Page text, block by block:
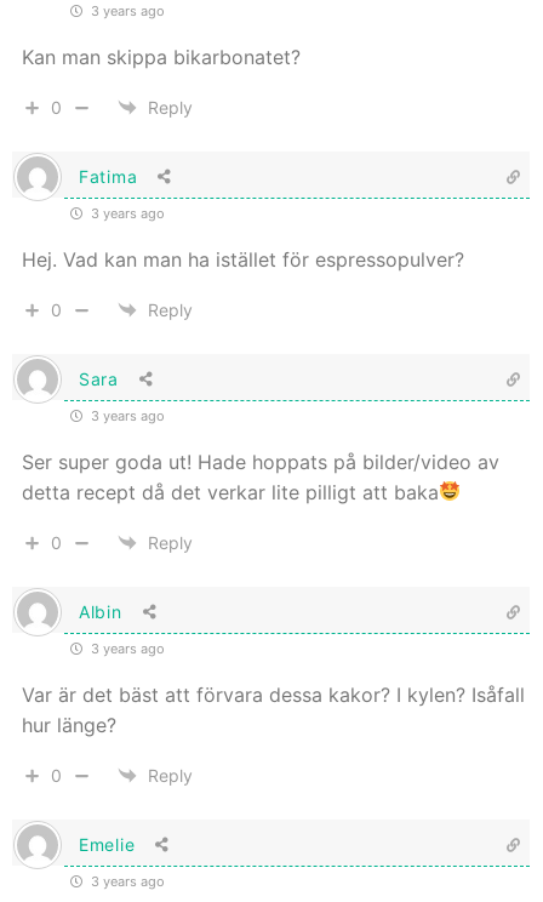
3 years ago
Kan man skippa bikarbonatet?
0 Reply
Fatima
3 years ago
Hej. Vad kan man ha istället för espressopulver?
0 Reply
Sara
3 years ago
Ser super goda ut! Hade hoppats på bilder/video av
detta recept då det verkar lite pilligt att baka
0 Reply
Albin
3 years ago
Var är det bäst att förvara dessa kakor? I kylen? Isåfall
hur länge?
0 Reply
Emelie
3 years ago